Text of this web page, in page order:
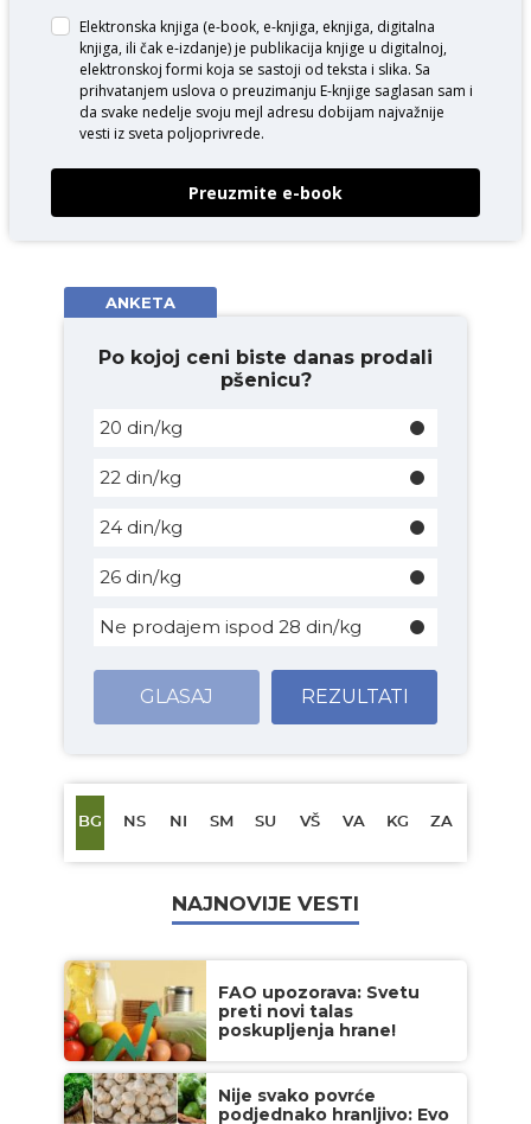
Elektronska knjiga (e-book, e-knjiga, eknjiga, digitalna
knjiga, ili čak e-izdanje) je publikacija knjige u digitalnoj,
elektronskoj formi koja se sastoji od teksta i slika. Sa
prihvatanjem uslova o preuzimanju E-knjige saglasan sam i
da svake nedelje svoju mejl adresu dobijam najvažnije
vesti iz sveta poljoprivrede.
Preuzmite e-book
ANKETA
Po kojoj ceni biste danas prodali
pšenicu?
20 din/kg
22 din/kg
24 din/kg
26 din/kg
Ne prodajem ispod 28 din/kg
GLASAJ REZULTATI
BG NS NI SM SU VŠ VA KG ZA
NAJNOVIJE VESTI
FAO upozorava: Svetu
preti novi talas
poskupljenja hrane!
Nije svako povrće
podjednako hranljivo: Evo